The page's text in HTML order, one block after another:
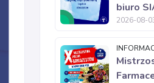
biuro
2026-08-